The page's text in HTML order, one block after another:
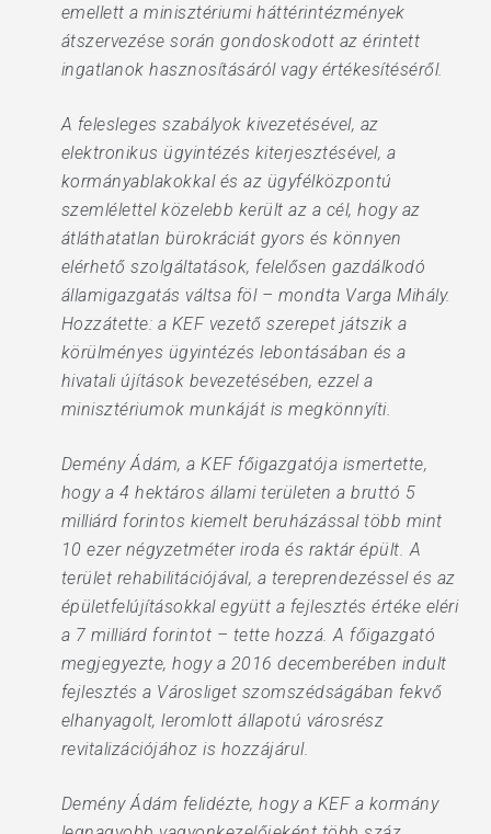
emellett a minisztériumi háttérintézmények
átszervezése során gondoskodott az érintett
ingatlanok hasznosításáról vagy értékesítéséről.
A felesleges szabályok kivezetésével, az
elektronikus ügyintézés kiterjesztésével, a
kormányablakokkal és az ügyfélközpontú
szemlélettel közelebb került az a cél, hogy az
átláthatatlan bürokráciát gyors és könnyen
elérhető szolgáltatások, felelősen gazdálkodó
államigazgatás váltsa föl – mondta Varga Mihály.
Hozzátette: a KEF vezető szerepet játszik a
körülményes ügyintézés lebontásában és a
hivatali újítások bevezetésében, ezzel a
minisztériumok munkáját is megkönnyíti.
Demény Ádám, a KEF főigazgatója ismertette,
hogy a 4 hektáros állami területen a bruttó 5
milliárd forintos kiemelt beruházással több mint
10 ezer négyzetméter iroda és raktár épült. A
terület rehabilitációjával, a tereprendezéssel és az
épületfelújításokkal együtt a fejlesztés értéke eléri
a 7 milliárd forintot – tette hozzá. A főigazgató
megjegyezte, hogy a 2016 decemberében indult
fejlesztés a Városliget szomszédságában fekvő
elhanyagolt, leromlott állapotú városrész
revitalizációjához is hozzájárul.
Demény Ádám felidézte, hogy a KEF a kormány